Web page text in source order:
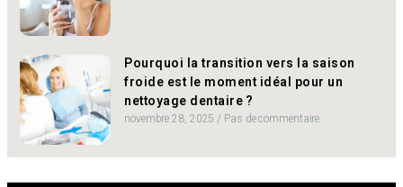
Pourquoi la transition vers la saison
froide est le moment idéal pour un
nettoyage dentaire ?
novembre 28, 2025 Pas de commentaire